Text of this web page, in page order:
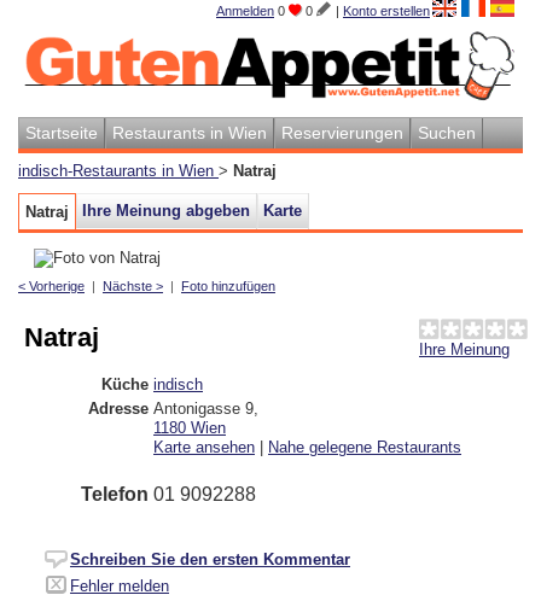
Anmelden 0 0 | Konto erstellen
Startseite Restaurants in Wien Reservierungen Suchen
indisch-Restaurants in Wien > Natraj
Natraj Ihre Meinung abgeben Karte
< Vorherige | Nächste > | Foto hinzufügen
Ihre Meinung
Natraj
Küche indisch
Adresse Antonigasse 9
1180 Wien
Karte ansehen | Nahe gelegene Restaurants
Telefon 01 9092288
Schreiben Sie den ersten Kommentar
Fehler melden